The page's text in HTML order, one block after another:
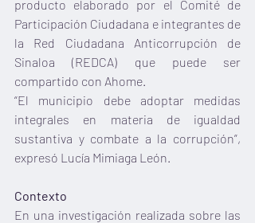
producto elaborado por el Comité de
Participación Ciudadana e integrantes de
la Red Ciudadana Anticorrupción de
Sinaloa (REDCA) que puede ser
compartido con Ahome.
“El municipio debe adoptar medidas
integrales en materia de igualdad
sustantiva y combate a la corrupción”,
expresó Lucía Mimiaga León.
Contexto
En una investigación realizada sobre las